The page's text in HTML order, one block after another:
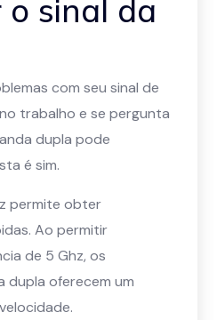
sinal da
com seu sinal de
trabalho e se pergunta
dupla pode
é sim.
permite obter
Ao permitir
de 5 Ghz, os
dupla oferecem um